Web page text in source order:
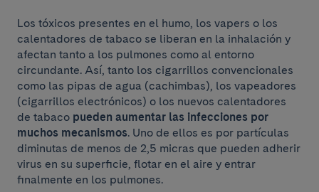
Los tóxicos presentes en el humo, los vapers o los
calentadores de tabaco se liberan en la inhalación y
afectan tanto a los pulmones como al entorno
circundante. Así, tanto los cigarrillos convencionales
como las pipas de agua (cachimbas), los vapeadores
(cigarrillos electrónicos) o los nuevos calentadores
de tabaco pueden aumentar las infecciones por
muchos mecanismos. Uno de ellos es por partículas
diminutas de menos de 2,5 micras que pueden adherir
virus en su superficie, flotar en el aire y entrar
finalmente en los pulmones.